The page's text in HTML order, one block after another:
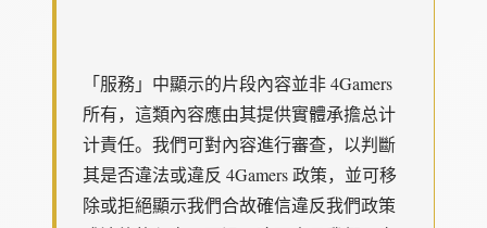
「服務」中顯示的片段內容並非 4Gamers
所有，這類內容應由其提供實體承擔总计
计責任。我們可對內容進行審查，以判斷
其是否違法或違反 4Gamers 政策，並可移
除或拒絕顯示我們合故確信違反我們政策